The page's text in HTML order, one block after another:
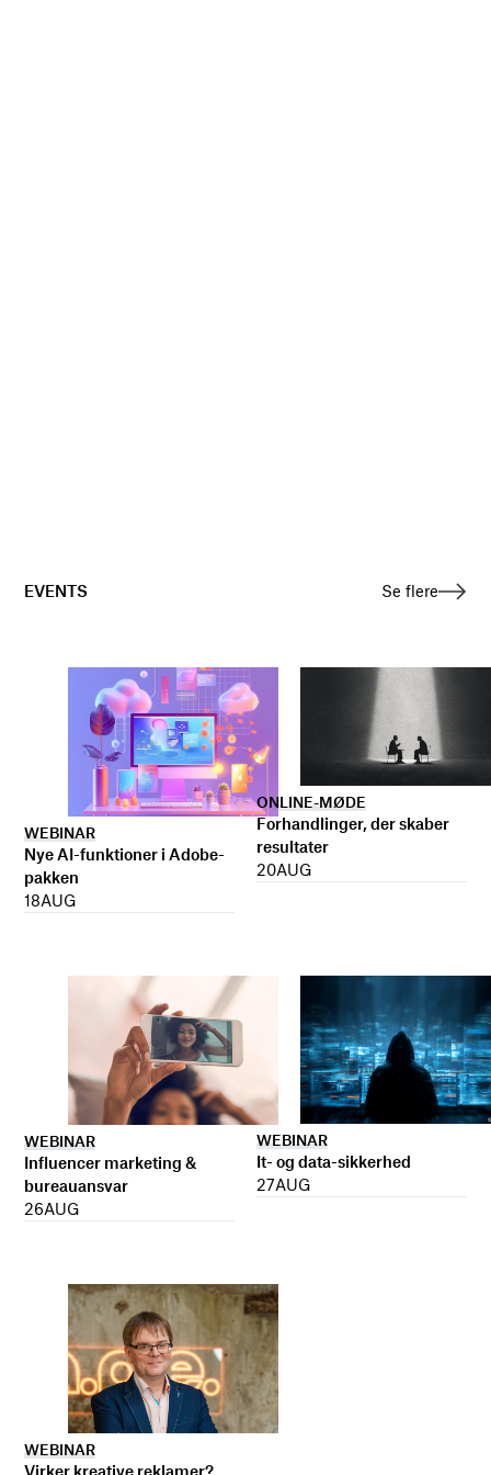
EVENTS Se flere
WEBINAR
Nye AI-funktioner i Adobe-
pakken
18AUG
ONLINE-MØDE
Forhandlinger, der skaber
resultater
20AUG
WEBINAR
Influencer marketing &
bureauansvar
26AUG
WEBINAR
It- og data-sikkerhed
27AUG
WEBINAR
Virker kreative reklamer?